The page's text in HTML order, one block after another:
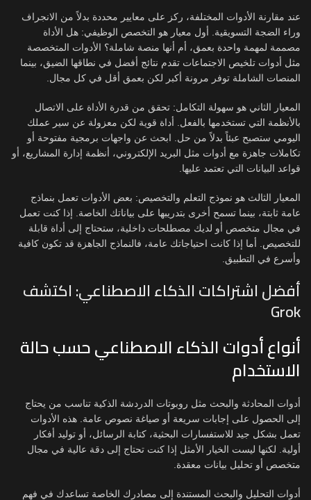
عند مقارنة الأدوات المختلفة، ركز على معايير محددة بدلاً من الانجراف
وراء الضجة التسويقية. أول معيار هو التخصص الوظيفي: هل الأداة
مصممة لمهمة واحدة بعمق، أم أنها منصة شاملة؟ الأدوات المتخصصة
مثل أدوات تلخيص الاجتماعات تقدم نتائج أفضل في نطاقها الضيق، بينما
المنصات الشاملة توفر مرونة أكبر لكن بعمق أقل في كل مجال.
المعيار الثاني هو سهولة التكامل: تحقق من قدرة الأداة على الاتصال
بالأنظمة التي تستخدمها بالفعل. أداة قوية لكن معزولة عن سير عملك
اليومي ستصبح عبئاً بدلاً من حل. ابحث عن واجهات برمجية مفتوحة أو
تكاملات جاهزة مع أدوات مثل البريد الإلكتروني، أنظمة إدارة المشاريع، أو
قواعد البيانات التي تعتمد عليها.
المعيار الثالث هو نموذج التعلم والتخصيص: بعض الأدوات تعمل بنماذج
عامة ثابتة، بينما تسمح أخرى بتدريبها على بياناتك الخاصة. إذا كنت تعمل
في مجال متخصص أو لديك مصطلحات داخلية، ستحتاج إلى أداة قابلة
للتخصيص. أما إذا كانت احتياجاتك عامة، فالنماذج الجاهزة قد تكون كافية
وأسرع في التطبيق.
أفضل اشتراكات الذكاء الاصطناعي: اكتشف
Grok
أنواع أدوات الذكاء الاصطناعي حسب حالة
الاستخدام
أدوات المحادثة والبحث مثل روبوتات الدردشة الذكية تناسب من يحتاج
إلى الحصول على إجابات سريعة أو صياغة نصوص عامة. هذه الأدوات
تعمل بشكل جيد للاستفسارات البحثية، كتابة الرسائل، أو توليد أفكار
أولية. لكنها ليست الخيار الأمثل إذا كنت تحتاج إلى دقة عالية في مجال
متخصص أو تحليل بيانات معقدة.
أدوات التحليل والبحث المستندة إلى مصادرك الخاصة تساعدك في فهم